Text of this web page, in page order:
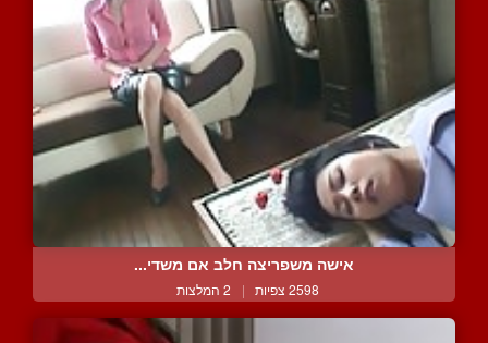
אישה משפריצה חלב אם משדי...
2598 צפיות | 2 המלצות